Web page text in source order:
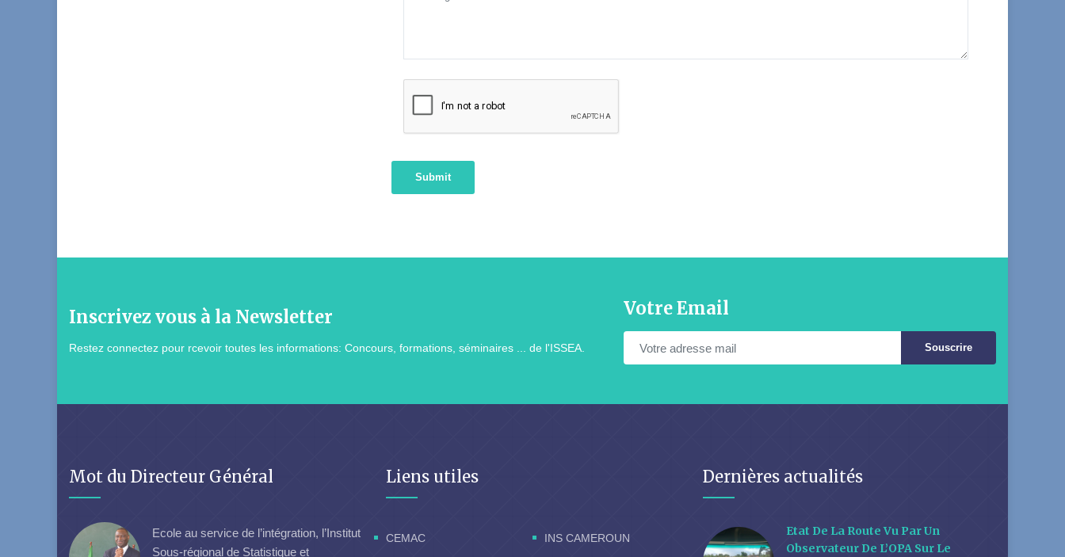
Submit
Inscrivez vous à la Newsletter
Restez connectez pour rcevoir toutes les informations: Concours, formations, séminaires ... de l'ISSEA.
Votre Email
Souscrire
Mot du Directeur Général
Ecole au service de l’intégration, l’Institut
Sous-régional de Statistique et
Liens utiles
CEMAC INS CAMEROUN
Dernières actualités
Etat De La Route Vu Par Un
Observateur De L’OPA Sur Le